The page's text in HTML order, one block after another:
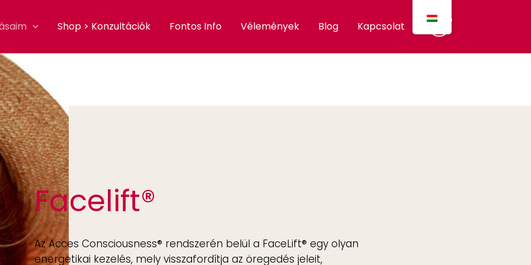
Shop > Konzultációk Fontos Info Vélemények Blog Kapcsolat
Facelift®
Az Acces Consciousness® rendszerén belül a FaceLift® egy olyan
energetikai kezelés, mely visszafordítja az öregedés jeleit,